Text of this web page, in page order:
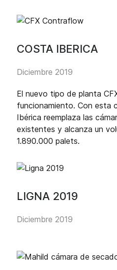
COSTA IBERICA
Diciembre 2019
El nuevo tipo de planta
funcionamiento. Con esta
Ibérica reemplaza las
existentes y alcanza un
1.890.000 palets.
LIGNA 2019
Diciembre 2019